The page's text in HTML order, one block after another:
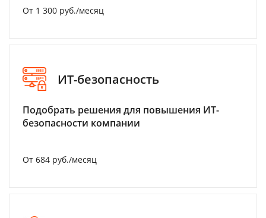
От 1 300 руб./месяц
ИТ-безопасность
Подобрать решения для повышения ИТ-
безопасности компании
От 684 руб./месяц